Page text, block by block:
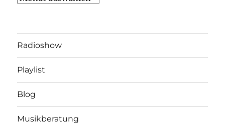
Radioshow
Playlist
Blog
Musikberatung